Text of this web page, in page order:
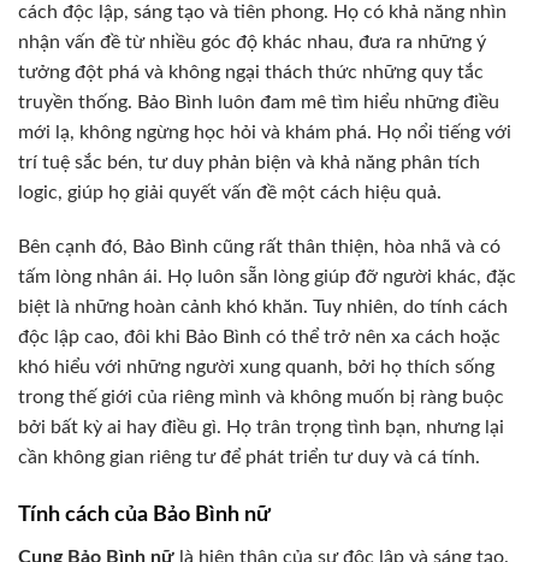
cách độc lập, sáng tạo và tiên phong. Họ có khả năng nhìn
nhận vấn đề từ nhiều góc độ khác nhau, đưa ra những ý
tưởng đột phá và không ngại thách thức những quy tắc
truyền thống. Bảo Bình luôn đam mê tìm hiểu những điều
mới lạ, không ngừng học hỏi và khám phá. Họ nổi tiếng với
trí tuệ sắc bén, tư duy phản biện và khả năng phân tích
logic, giúp họ giải quyết vấn đề một cách hiệu quả.
Bên cạnh đó, Bảo Bình cũng rất thân thiện, hòa nhã và có
tấm lòng nhân ái. Họ luôn sẵn lòng giúp đỡ người khác, đặc
biệt là những hoàn cảnh khó khăn. Tuy nhiên, do tính cách
độc lập cao, đôi khi Bảo Bình có thể trở nên xa cách hoặc
khó hiểu với những người xung quanh, bởi họ thích sống
trong thế giới của riêng mình và không muốn bị ràng buộc
bởi bất kỳ ai hay điều gì. Họ trân trọng tình bạn, nhưng lại
cần không gian riêng tư để phát triển tư duy và cá tính.
Tính cách của Bảo Bình nữ
Cung Bảo Bình nữ là hiện thân của sự độc lập và sáng tạo.